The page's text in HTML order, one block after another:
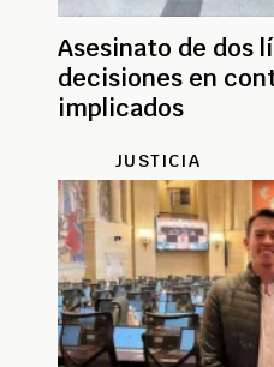
Asesinato de dos
decisiones en
implicados
JUSTICIA